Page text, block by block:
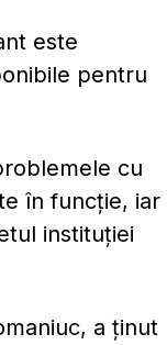
este
pentru
cu
în funcţie, iar
instituţiei
a ținut